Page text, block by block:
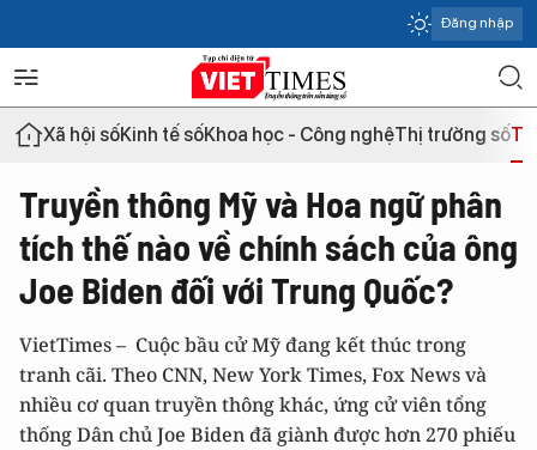
Đăng nhập
Xã hội sốKinh tế sốKhoa học - Công nghệThị trường số
Truyền thông Mỹ và Hoa ngữ phân
tích thế nào về chính sách của ông
Joe Biden đối với Trung Quốc?
VietTimes – Cuộc bầu cử Mỹ đang kết thúc trong
tranh cãi. Theo CNN, New York Times, Fox News và
nhiều cơ quan truyền thông khác, ứng cử viên tổng
thống Dân chủ Joe Biden đã giành được hơn 270 phiếu